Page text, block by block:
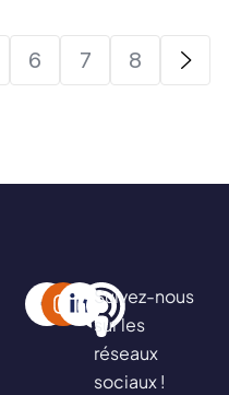
6 7 8
Suivez-nous
sur les
réseaux
sociaux !